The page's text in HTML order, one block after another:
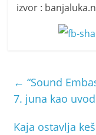
izvor :
← “Sound
7. juna kao uvod
Kaja ostavlja